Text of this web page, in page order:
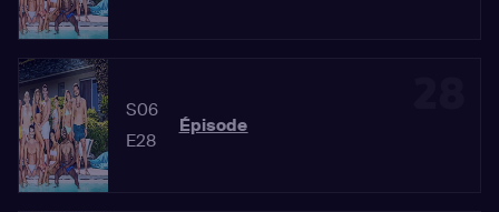
S06
E28
Épisode